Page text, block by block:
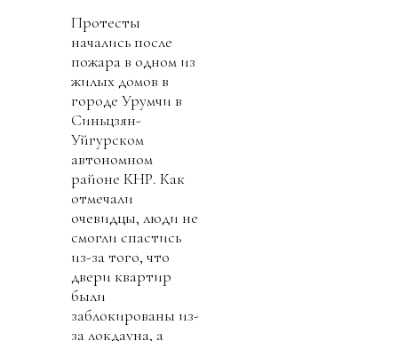
Протесты
начались после
пожара в одном из
жилых домов в
городе Урумчи в
Синьцзян-
Уйгурском
автономном
районе КНР. Как
отмечали
очевидцы, люди не
смогли спастись
из-за того, что
двери квартир
были
заблокированы из-
за локдауна, а